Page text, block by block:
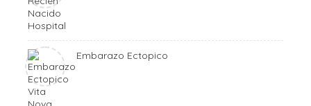
Embarazo Ectopico